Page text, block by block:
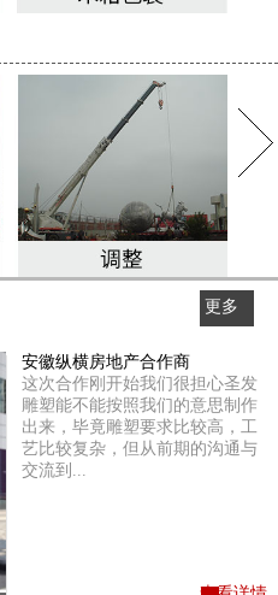
更多
安徽纵横房地产合作商
这次合作刚开始我们很担心圣发
雕塑能不能按照我们的意思制作
出来，毕竟雕塑要求比较高，工
艺比较复杂，但从前期的沟通与
交流到...